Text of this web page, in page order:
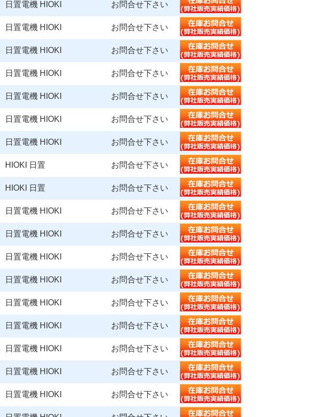
日置電機 HIOKI お問合せ下さい
日置電機 HIOKI お問合せ下さい
日置電機 HIOKI お問合せ下さい
日置電機 HIOKI お問合せ下さい
日置電機 HIOKI お問合せ下さい
日置電機 HIOKI お問合せ下さい
日置電機 HIOKI お問合せ下さい
HIOKI 日置 お問合せ下さい
HIOKI 日置 お問合せ下さい
日置電機 HIOKI お問合せ下さい
日置電機 HIOKI お問合せ下さい
日置電機 HIOKI お問合せ下さい
日置電機 HIOKI お問合せ下さい
日置電機 HIOKI お問合せ下さい
日置電機 HIOKI お問合せ下さい
日置電機 HIOKI お問合せ下さい
日置電機 HIOKI お問合せ下さい
日置電機 HIOKI お問合せ下さい